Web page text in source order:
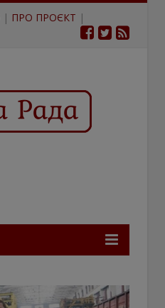
| ПРО ПРОЄКТ |